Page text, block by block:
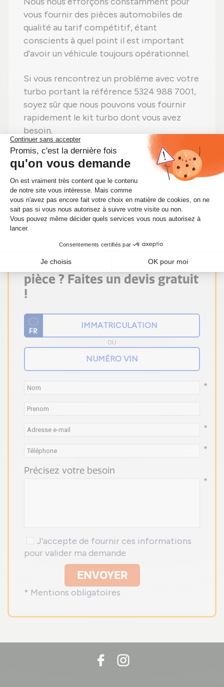
vous fournir des pièces automobiles de
qualité au tarif compétitif, étant
conscients à quel point il est important
d'avoir un véhicule toujours opérationnel.
Si vous rencontrez un problème avec votre
turbo portant la référence 5324 988 7001,
soyez sûr que nous pouvons vous fournir
rapidement le kit turbo dont vous avez
besoin.
Ne perdez plus de temps ! Si vous avez
besoin d'un kit turbo 5324 988 7001,
procurez-vous-le immédiatement sur
Alsapièces.
Vous ne trouvez pas votre
pièce ? Faites un devis gratuit
!
OU
*
*
*
Précisez votre besoin
*
J'accepte de fournir ces informations
pour valider ma demande
ENVOYER
* Mentions obligatoires